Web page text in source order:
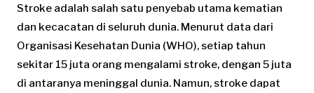
Stroke adalah salah satu penyebab utama kematian
dan kecacatan di seluruh dunia. Menurut data dari
Organisasi Kesehatan Dunia (WHO), setiap tahun
sekitar 15 juta orang mengalami stroke, dengan 5 juta
di antaranya meninggal dunia. Namun, stroke dapat